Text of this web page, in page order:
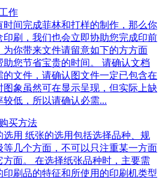
作
时间完成菲林和打样的制作，那么你
印刷，我们也会立即协助您完成印前
为你带来文件请留意如下的方方面
助您节省宝贵的时间。 请确认文档
的文件，请确认图文件一定已包含在
图象虽然可在显示呈现，但实际上缺
较低，所以请确认必需...
买方法
选用 纸张的选用包括选择品种、规
等几个方面，不可以只注重某一方面
方面。 在选择纸张品种时，主要需
印刷品的特征和所使用的印刷机类型